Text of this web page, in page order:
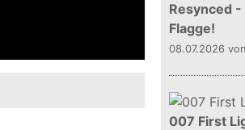
Resynced
Flagge!
08.07.2026
007 First